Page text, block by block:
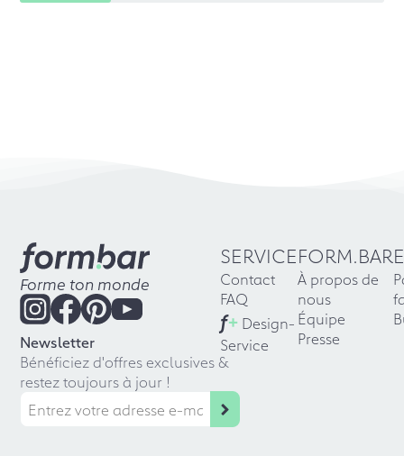
Forme ton monde
Newsletter
Bénéficiez d'offres exclusives &
restez toujours à jour !
SERVICE
Contact
FAQ
f+ Design-
Service
FORM.BAR
À propos de
nous
Équipe
Presse